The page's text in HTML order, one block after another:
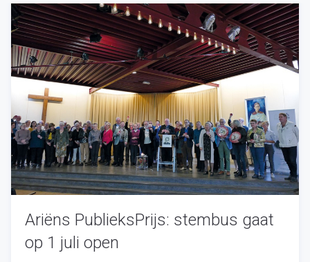
Ariëns PublieksPrijs: stembus gaat
op 1 juli open